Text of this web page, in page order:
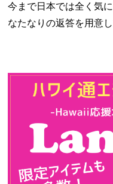
今まで日本では全く気
なたなりの返答を用意